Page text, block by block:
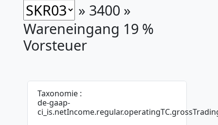
» 3400 »
Wareneingang 19 %
Vorsteuer
Taxonomie :
de-gaap-